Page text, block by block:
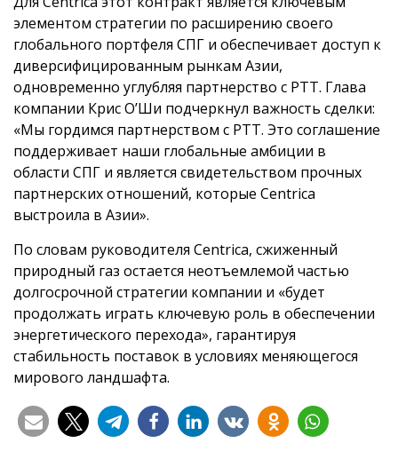
элементом стратегии по расширению своего
глобального портфеля СПГ и обеспечивает доступ к
диверсифицированным рынкам Азии,
одновременно углубляя партнерство с PTT. Глава
компании Крис О’Ши подчеркнул важность сделки:
«Мы гордимся партнерством с PTT. Это соглашение
поддерживает наши глобальные амбиции в
области СПГ и является свидетельством прочных
партнерских отношений, которые Centrica
выстроила в Азии».
По словам руководителя Centrica, сжиженный
природный газ остается неотъемлемой частью
долгосрочной стратегии компании и «будет
продолжать играть ключевую роль в обеспечении
энергетического перехода», гарантируя
стабильность поставок в условиях меняющегося
мирового ландшафта.